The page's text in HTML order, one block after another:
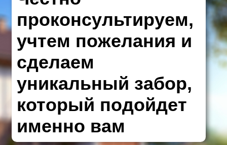
проконсультируем,
учтем пожелания и
сделаем
уникальный забор,
который подойдет
именно вам